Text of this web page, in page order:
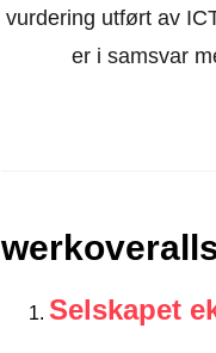
vurdering utført av
er i samsvar
Selskapet